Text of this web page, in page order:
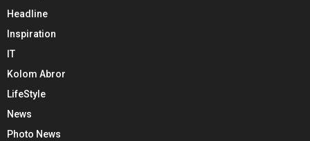
Headline
Inspiration
IT
Kolom Abror
LifeStyle
News
Photo News